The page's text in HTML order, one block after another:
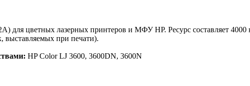
для цветных лазерных принтеров и МФУ HP. Ресурс составляет 4000
выставляемых при печати).
HP Color LJ 3600, 3600DN, 3600N